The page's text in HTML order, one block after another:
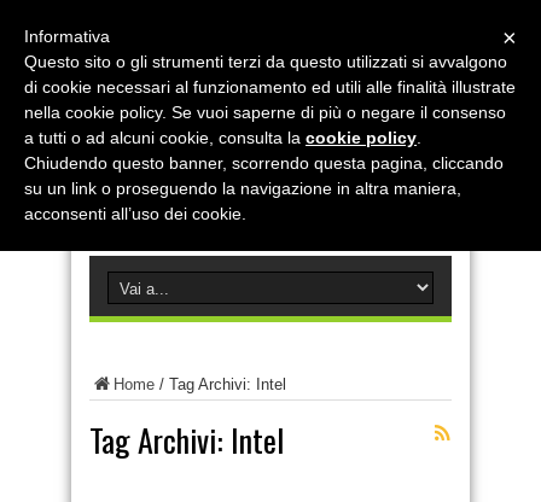
Home / Tag Archivi: Intel
Tag Archivi: Intel
×
Informativa
Questo sito o gli strumenti terzi da questo utilizzati si avvalgono
di cookie necessari al funzionamento ed utili alle finalità illustrate
nella cookie policy. Se vuoi saperne di più o negare il consenso
a tutti o ad alcuni cookie, consulta la cookie policy
Chiudendo questo banner, scorrendo questa pagina, cliccando
su un link o proseguendo la navigazione in altra maniera,
acconsenti all’uso dei cookie.